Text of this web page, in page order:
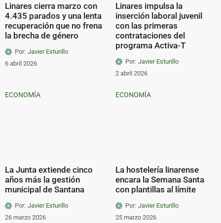
Linares cierra marzo con
4.435 parados y una lenta
recuperación que no frena
la brecha de género
Por: Javier Esturillo
6 abril 2026
Linares impulsa la
inserción laboral juvenil
con las primeras
contrataciones del
programa Activa-T
Por: Javier Esturillo
2 abril 2026
ECONOMÍA
La Junta extiende cinco
años más la gestión
municipal de Santana
Por: Javier Esturillo
26 marzo 2026
ECONOMÍA
La hostelería linarense
encara la Semana Santa
con plantillas al límite
Por: Javier Esturillo
25 marzo 2026